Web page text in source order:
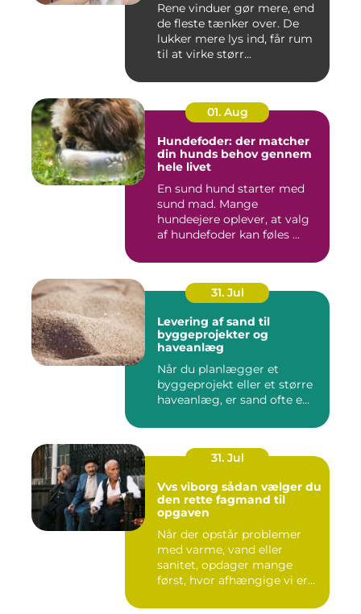
Rene vinduer gør mere, end
de fleste tænker over. De
lukker mere lys ind, får rum
til at virke størr...
01. Aug
Hundefoder: der matcher
din hunds behov gennem
hele livet
En sund hund starter med
sund mad. Mange
hundeejere oplever, at valg
af hundefoder kan føles ...
31. Jul
Levering af sand til
byggeprojekter og
haveanlæg
Når du planlægger et
byggeprojekt eller et større
haveanlæg, er sand ofte e...
31. Jul
Vvs viborg sådan vælger du
den rette fagmand til
opgaven
Når der opstår problemer
med varme, vand eller
sanitet, opdager mange
først, hvor afhængige vi er